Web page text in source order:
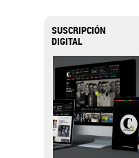
SUSCRIPCIÓN
DIGITAL